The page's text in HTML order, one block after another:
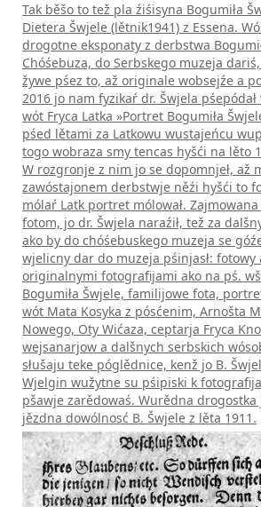
Tak běšo to tež pla źiśisyna Bogumiła
Dietera Šwjele (lětnik1941) z Essena.
drogotne eksponaty z derbstwa
Chóśebuza, do Serbskego muzeja
žywe pśez to, až originale wobsejźe a
2016 jo nam fyzi­­kaŕ dr. Šwjela
wót Fryca Latka »Portret Bogumiła
pśed lětami za Latkowu wustajeńcu
togo wobraza smy tencas hyšći na lěto
W rozgronje z nim jo se dopomnjeł, až
zawóstajonem derbstwje něźi hy­šći­­ to
mólaŕ Latk portret mólował.
fotom, jo dr. Šwjela naraźił, tež za
ako by do chóśebuskego muzeja se
wjelicny dar do muzeja pśinjasł: fotowy
originalnymi fotografijami ako na pś.
Bogumiła Šwjele, familijowe fota,
wót Mata Kosyka z pósćenim, Arnošta
Nowego, Oty Wićaza, ceptarja Fryca
wejsanarjow a dalšnych serbskich
słušaju te­ke­ póglědnice, kenž jo B.
Wjelgin wužytne su pśipiski k
pšawje zarědowaś. Wurědna
jězdna dowólnosć B. Šwjele z lěta 1911.
DECEMBER 2018